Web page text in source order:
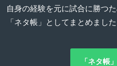
自身の経験を元に試合に勝つ
「ネタ帳」としてまとめました
「ネタ帳